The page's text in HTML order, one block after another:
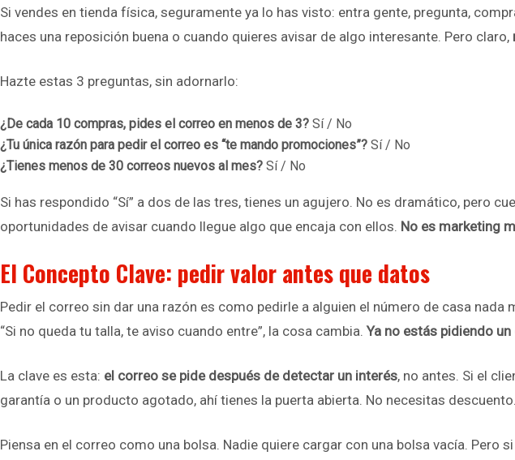
Si vendes en tienda física, seguramente ya lo has visto: entra gente, pregunta,
haces una reposición buena o cuando quieres avisar de algo interesante. Pero claro,
Hazte estas 3 preguntas, sin adornarlo:
¿De cada 10 compras, pides el correo en menos de 3? Sí / No
¿Tu única razón para pedir el correo es “te mando promociones”? Sí / No
¿Tienes menos de 30 correos nuevos al mes? Sí / No
Si has respondido “Sí” a dos de las tres, tienes un agujero. No es dramático, pero
oportunidades de avisar cuando llegue algo que encaja con ellos. No es marketing
El Concepto Clave: pedir valor antes que datos
Pedir el correo sin dar una razón es como pedirle a alguien el número de casa
“Si no queda tu talla, te aviso cuando entre”, la cosa cambia.Ya no estás pidiendo
La clave es esta: el correo se pide después de detectar un interés, no antes. Si el
garantía o un producto agotado, ahí tienes la puerta abierta. No necesitas
Piensa en el correo como una bolsa. Nadie quiere cargar con una bolsa vacía. Pero